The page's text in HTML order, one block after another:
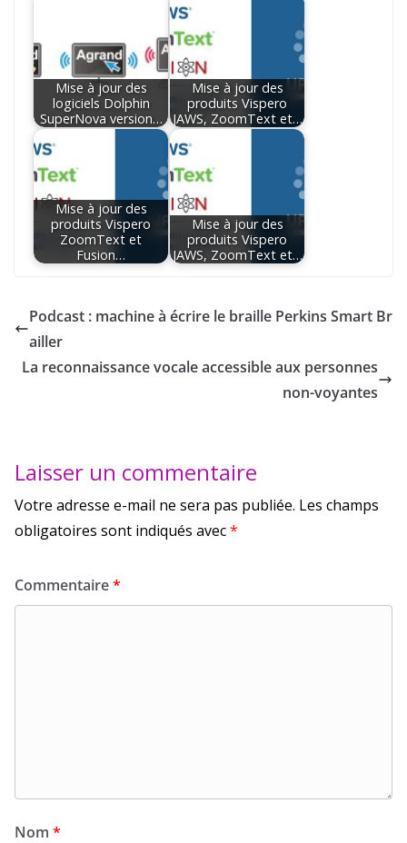
Mise à jour des
logiciels Dolphin
SuperNova version…
Mise à jour des
produits Vispero
JAWS, ZoomText et…
Mise à jour des
produits Vispero
ZoomText et
Fusion…
Mise à jour des
produits Vispero
JAWS, ZoomText et…
Podcast : machine à écrire le braille Perkins Smart Br
ailler
La reconnaissance vocale accessible aux personnes
non-voyantes
Laisser un commentaire
Votre adresse e-mail ne sera pas publiée. Les champs
obligatoires sont indiqués avec*
Commentaire*
Nom *